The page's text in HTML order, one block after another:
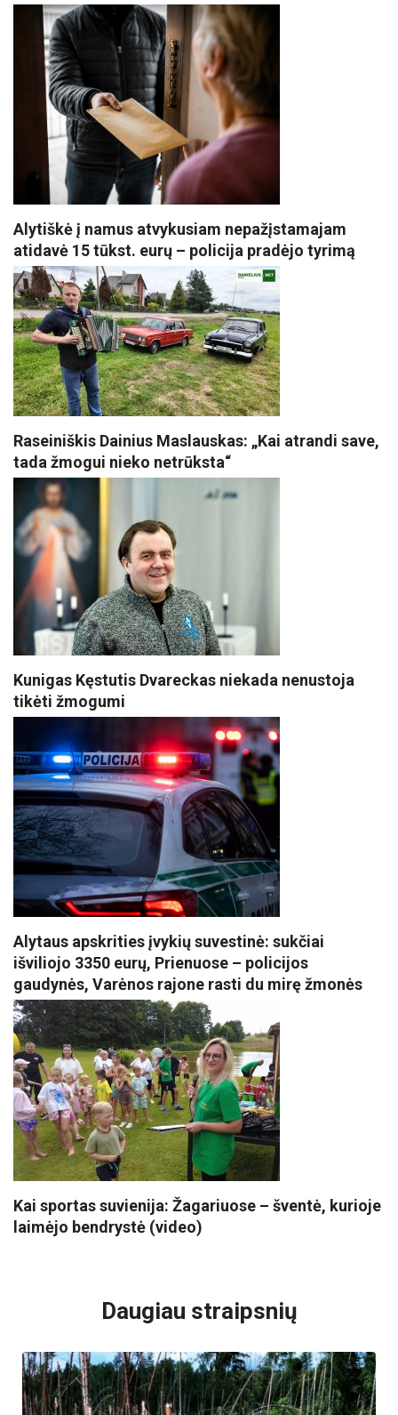
Alytiškė į namus atvykusiam nepažįstamajam
atidavė 15 tūkst. eurų – policija pradėjo tyrimą
Raseiniškis Dainius Maslauskas: „Kai atrandi save,
tada žmogui nieko netrūksta“
Kunigas Kęstutis Dvareckas niekada nenustoja
tikėti žmogumi
Alytaus apskrities įvykių suvestinė: sukčiai
išviliojo 3350 eurų, Prienuose – policijos
gaudynės, Varėnos rajone rasti du mirę žmonės
Kai sportas suvienija: Žagariuose – šventė, kurioje
laimėjo bendrystė (video)
Daugiau straipsnių